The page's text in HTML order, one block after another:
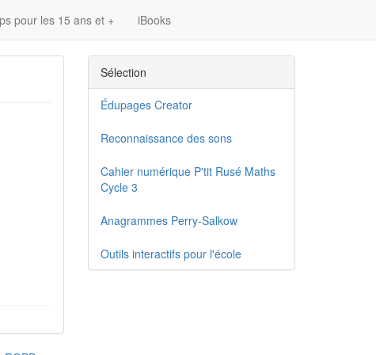
pour les 15 ans et + iBooks
Sélection
Édupages Creator
Reconnaissance des sons
Cahier numérique P'tit Rusé Maths
Cycle 3
Anagrammes Perry-Salkow
Outils interactifs pour l'école
pays des Alouettes (iBook)